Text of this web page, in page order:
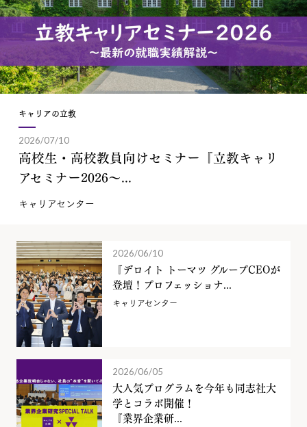
キャリアの立教
2026/07/10
高校生・高校教員向けセミナー『立教キャリ
アセミナー2026～...
キャリアセンター
2026/06/10
『デロイト トーマツ グループCEOが
登壇！プロフェッショナ...
キャリアセンター
2026/06/05
大人気プログラムを今年も同志社大
学とコラボ開催！
『業界企業研...